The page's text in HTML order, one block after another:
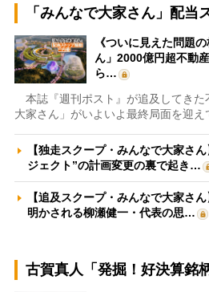
「みんなで大家さん」配当
《ついに見えた問題
ん」2000億円超不動
ら…
本誌『週刊ポスト』が追及してきた
大家さん」がいよいよ最終局面を迎え
【独走スクープ・みんなで大家さ
ジェクト”の計画変更の裏で起き…
【追及スクープ・みんなで大家さ
明かされる柳瀬健一・代表の思…
古賀真人「発掘！好決算銘柄